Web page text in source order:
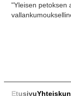
"Yleisen petoksen
Etusivu